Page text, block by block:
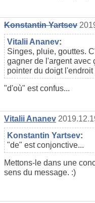
Konstantin Yartsev
Vitalii Ananev:
Singes, pluie, gouttes.
gagner de l'argent avec
pointer du doigt
"d'où" est confus...
Vitalii Ananev
Konstantin Yartsev:
"de" est conjonctive...
Mettons-le dans une
sens du message. :)